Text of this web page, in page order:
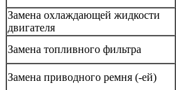
Замена охлаждающей жидкости
двигателя
Замена топливного фильтра
Замена приводного ремня (-ей)